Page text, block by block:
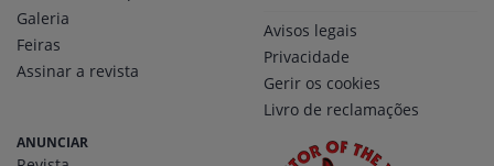
Galeria
Feiras
Assinar a revista
Avisos legais
Privacidade
Gerir os cookies
Livro de reclamações
ANUNCIAR